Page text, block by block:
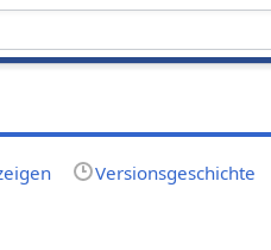
Versionsgeschichte